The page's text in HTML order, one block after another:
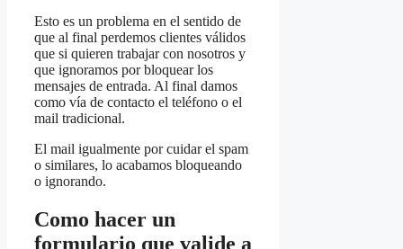
Esto es un problema en el sentido de
que al final perdemos clientes válidos
que si quieren trabajar con nosotros y
que ignoramos por bloquear los
mensajes de entrada. Al final damos
como vía de contacto el teléfono o el
mail tradicional.
El mail igualmente por cuidar el spam
o similares, lo acabamos bloqueando
o ignorando.
Como hacer un
formulario que valide a